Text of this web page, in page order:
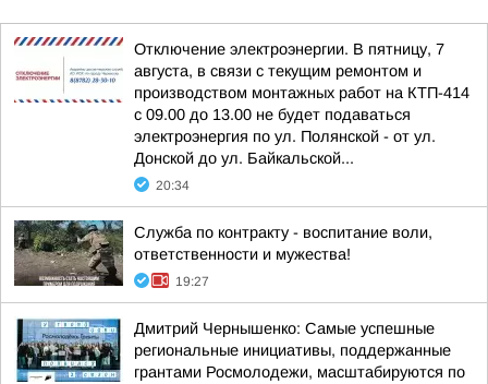
Отключение электроэнергии. В пятницу, 7
августа, в связи с текущим ремонтом и
производством монтажных работ на КТП-414
с 09.00 до 13.00 не будет подаваться
электроэнергия по ул. Полянской - от ул.
Донской до ул. Байкальской...
20:34
Служба по контракту - воспитание воли,
ответственности и мужества!
19:27
Дмитрий Чернышенко: Самые успешные
региональные инициативы, поддержанные
грантами Росмолодежи, масштабируются по